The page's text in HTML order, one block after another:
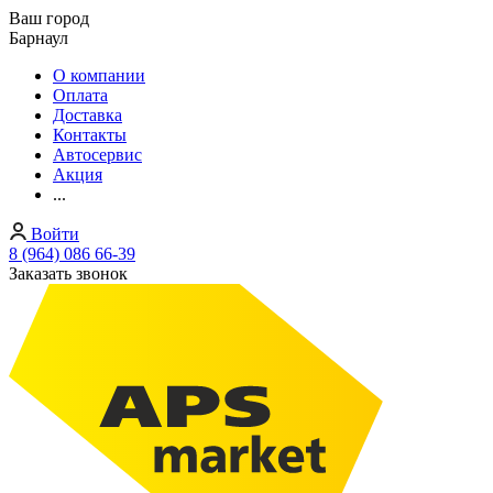
Ваш город
Барнаул
О компании
Оплата
Доставка
Контакты
Автосервис
Акция
...
Войти
8 (964) 086 66-39
Заказать звонок